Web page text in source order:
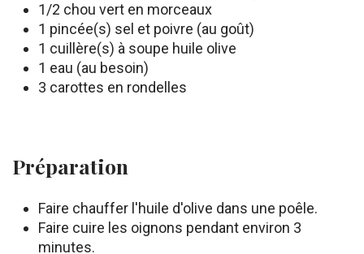
1/2 chou vert en morceaux
1 pincée(s) sel et poivre (au goût)
1 cuillère(s) à soupe huile olive
1 eau (au besoin)
3 carottes en rondelles
Préparation
Faire chauffer l'huile d'olive dans une poêle.
Faire cuire les oignons pendant environ 3
minutes.